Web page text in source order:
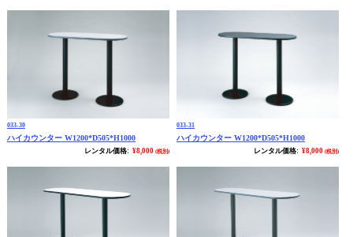
033-30
ハイカウンター W1200*D505*H1000
レンタル価格:¥8,000 (税別)
033-31
ハイカウンター W1200*D505*H1000
レンタル価格:¥8,000 (税別)